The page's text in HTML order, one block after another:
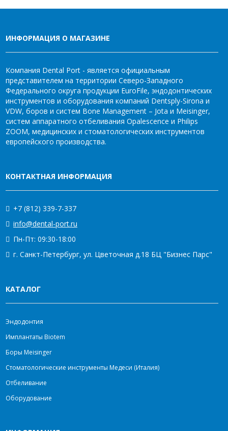
ИНФОРМАЦИЯ О МАГАЗИНЕ
Компания Dental Port - является официальным
представителем на территории Северо-Западного
Федерального округа продукции EuroFile, эндодонтических
инструментов и оборудования компаний Dentsply-Sirona и
VDW, боров и систем Bone Management – Jota и Meisinger,
систем аппаратного отбеливания Opalescence и Philips
ZOOM, медицинских и стоматологических инструментов
европейского производства.
КОНТАКТНАЯ ИНФОРМАЦИЯ
+7 (812) 339-7-337
info@dental-port.ru
Пн-Пт: 09:30-18:00
г. Санкт-Петербург, ул. Цветочная д.18 БЦ "Бизнес Парс"
КАТАЛОГ
Эндодонтия
Имплантаты Biotem
Боры Meisinger
Стоматологические инструменты Медеси (Италия)
Отбеливание
Оборудование